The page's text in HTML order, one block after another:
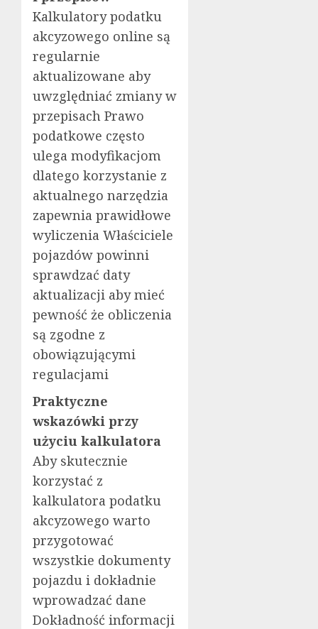
Kalkulatory podatku
akcyzowego online są
regularnie
aktualizowane aby
uwzględniać zmiany w
przepisach Prawo
podatkowe często
ulega modyfikacjom
dlatego korzystanie z
aktualnego narzędzia
zapewnia prawidłowe
wyliczenia Właściciele
pojazdów powinni
sprawdzać daty
aktualizacji aby mieć
pewność że obliczenia
są zgodne z
obowiązującymi
regulacjami
Praktyczne
wskazówki przy
użyciu kalkulatora
Aby skutecznie
korzystać z
kalkulatora podatku
akcyzowego warto
przygotować
wszystkie dokumenty
pojazdu i dokładnie
wprowadzać dane
Dokładność informacji